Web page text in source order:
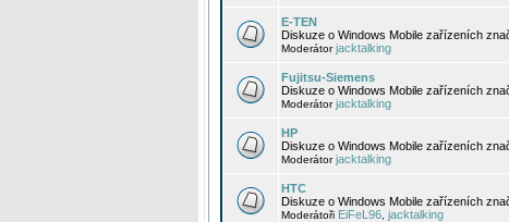
E-TEN
Diskuze o Windows Mobile zařízeních
Moderátorjacktalking
Fujitsu-Siemens
Diskuze o Windows Mobile zařízeních
Moderátorjacktalking
HP
Diskuze o Windows Mobile zařízeních
Moderátorjacktalking
HTC
Diskuze o Windows Mobile zařízeních
Moderátoři EiFeL96 jacktalking